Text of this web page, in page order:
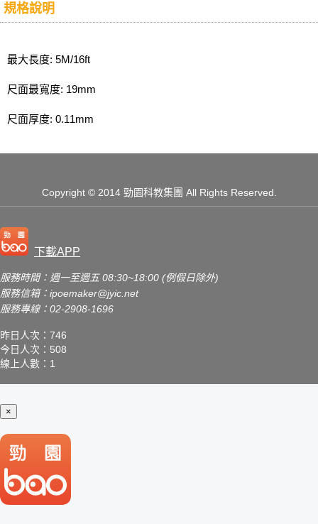
規格說明
最大長度: 5M/16ft
尺面最寬度: 19mm
尺面厚度: 0.11mm
Copyright© 2014 勁園科教集團 All Rights Reserved.
下載APP
服務時間：週一至週五 08:30~18:00 (例假日除外)
服務信箱： ipoemaker@jyic.net
服務專線：02-2908-1696
昨日人次：746
今日人次：508
線上人數：1
×